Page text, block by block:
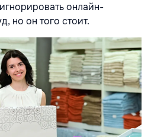
онлайн-
но он того стоит.